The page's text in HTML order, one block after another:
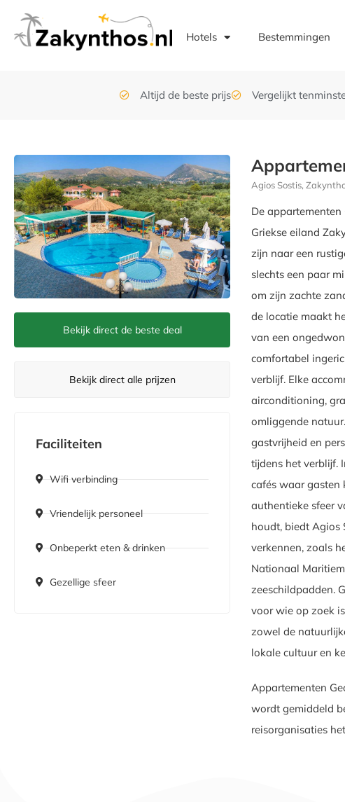
Hotels Bestemmingen
Altijd de beste prijs Vergelijkt
Bekijk direct de beste deal
Bekijk direct alle prijzen
Faciliteiten
Wifi verbinding
Vriendelijk personeel
Onbeperkt eten & drinken
Gezellige sfeer
Agios Sostis,
De
Griekse eiland
zijn naar een
slechts een paar
om zijn zachte
de locatie maakt
van een
comfortabel
verblijf. Elke
airconditioning,
omliggende
gastvrijheid en
tijdens het verblijf.
cafés waar gasten
authentieke sfeer
houdt, biedt Agios
verkennen, zoals
Nationaal
zeeschildpadden.
voor wie op zoek
zowel de
lokale cultuur en
Appartementen
wordt gemiddeld
reisorganisaties